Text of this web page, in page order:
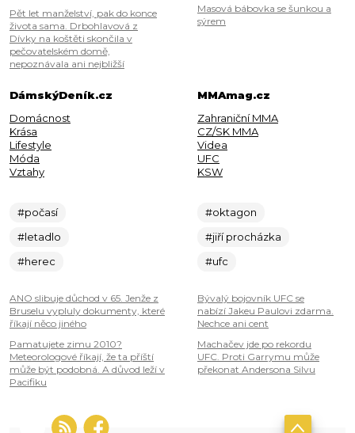
Pět let manželství, pak do konce
života sama. Drbohlavová z
Dívky na koštěti skončila v
pečovatelském domě,
nepoznávala ani nejbližší
Masová bábovka se šunkou a
sýrem
DámskýDeník.cz
Domácnost
Krása
Lifestyle
Móda
Vztahy
#počasí
#letadlo
#herec
ANO slibuje důchod v 65. Jenže z
Bruselu vypluly dokumenty, které
říkají něco jiného
Pamatujete zimu 2010?
Meteorologové říkají, že ta příští
může být podobná. A důvod leží v
Pacifiku
MMAmag.cz
Zahraniční MMA
CZ/SK MMA
Videa
UFC
KSW
#oktagon
#jiří procházka
#ufc
Bývalý bojovník UFC se
nabízí Jakeu Paulovi zdarma.
Nechce ani cent
Machačev jde po rekordu
UFC. Proti Garrymu může
překonat Andersona Silvu